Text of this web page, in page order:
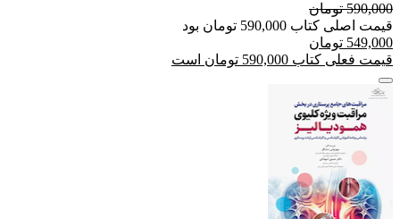
590,000 تومان
قیمت اصلی کتاب 590,000 تومان بود
549,000 تومان
قیمت فعلی کتاب 590,000 تومان است